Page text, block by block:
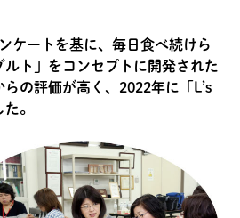
ケートを基に、毎日食べ続けら
ト」をコンセプトに開発された
の評価が高く、2022年に「L’s
。